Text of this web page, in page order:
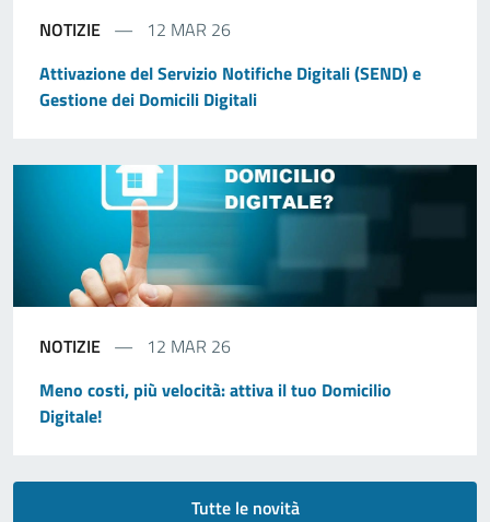
NOTIZIE
12 MAR 26
Attivazione del Servizio Notifiche Digitali (SEND) e
Gestione dei Domicili Digitali
NOTIZIE
12 MAR 26
Meno costi, più velocità: attiva il tuo Domicilio
Digitale!
Tutte le novità